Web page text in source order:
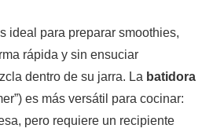
ideal para preparar smoothies,
rápida y sin ensuciar
dentro de su jarra. La batidora
es más versátil para cocinar:
pero requiere un recipiente